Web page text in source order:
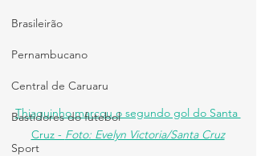
Brasileirão
Pernambucano
Central de Caruaru
Bastidores do futebol
Sport
Thiaguinho marcou o segundo gol do Santa
Cruz - Foto: Evelyn Victoria/Santa Cruz